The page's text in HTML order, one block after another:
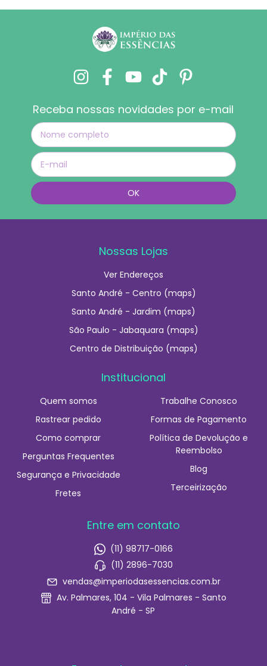
Receba nossas novidades por e-mail
Nossas Lojas
Ver Endereços
Santo André - Centro (maps)
Santo André - Jardim (maps)
São Paulo - Jabaquara (maps)
Centro de Distribuição (maps)
Institucional
Quem somos
Rastrear pedido
Como comprar
Perguntas Frequentes
Segurança e Privacidade
Fretes
Trabalhe Conosco
Formas de Pagamento
Política de Devolução e
Reembolso
Blog
Terceirização
Entre em contato
(11) 98717-0166
(11) 2896-7030
vendas@imperiodasessencias.com.br
Av. Palmares, 104 - Vila Palmares - Santo
André - SP